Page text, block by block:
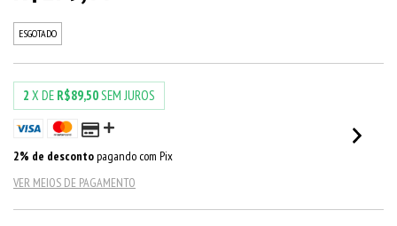
ESGOTADO
2 X DE R$89,50SEM JUROS
2% de descontopagando com Pix
VER MEIOS DE PAGAMENTO